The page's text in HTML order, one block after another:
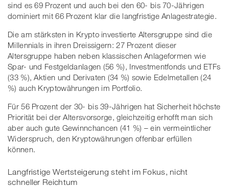
sind es 69 Prozent und auch bei den 60- bis 70-Jährigen
dominiert mit 66 Prozent klar die langfristige Anlagestrategie.
Die am stärksten in Krypto investierte Altersgruppe sind die
Millennials in ihren Dreissigern: 27 Prozent dieser
Altersgruppe haben neben klassischen Anlageformen wie
Spar- und Festgeldanlagen (56 %), Investmentfonds und ETFs
(33 %), Aktien und Derivaten (34 %) sowie Edelmetallen (24
%) auch Kryptowährungen im Portfolio.
Für 56 Prozent der 30- bis 39-Jährigen hat Sicherheit höchste
Priorität bei der Altersvorsorge, gleichzeitig erhofft man sich
aber auch gute Gewinnchancen (41 %) – ein vermeintlicher
Widerspruch, den Kryptowährungen offenbar erfüllen
können.
Langfristige Wertsteigerung steht im Fokus, nicht
schneller Reichtum